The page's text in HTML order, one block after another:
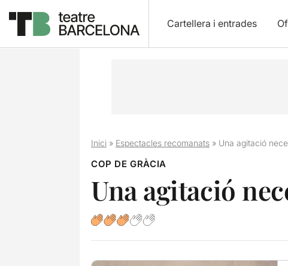
Cartellera i entrades
Inici» Espectacles recomanats» Una agitació
COP DE GRÀCIA
Una agitació